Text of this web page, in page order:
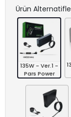
Ürün
135W - Ver.1 -
Pars Power